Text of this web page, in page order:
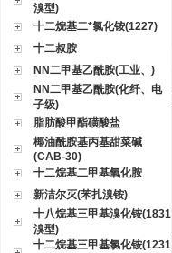
溴型)
十二烷基二*氯化铵(1227)
十二叔胺
NN二甲基乙酰胺(工业、)
NN二甲基乙酰胺(化纤、电
子级)
脂肪酸甲酯磺酸盐
椰油酰胺基丙基甜菜碱
(CAB-30)
十二烷基二甲基氧化胺
新洁尔灭(苯扎溴铵)
十八烷基三甲基溴化铵(1831
溴型)
十二烷基三甲基氯化铵(1231